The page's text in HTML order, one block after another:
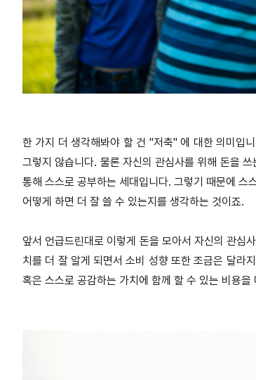
한 가지 더 생각해봐야 할 건 "저축" 에 대한 의미입
그렇지 않습니다. 물론 자신의 관심사를 위해 돈을
통해 스스로 공부하는 세대입니다. 그렇기 때문에 스
어떻게 하면 더 잘 쓸 수 있는지를 생각하는 것이죠.
앞서 언급드린대로 이렇게 돈을 모아서 자신의 관심
치를 더 잘 알게 되면서 소비 성향 또한 조금은 달라
혹은 스스로 공감하는 가치에 함께 할 수 있는 비용